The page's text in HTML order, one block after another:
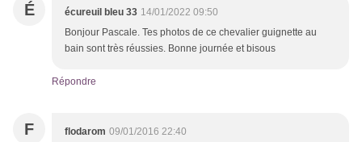
É écureuil bleu 33 14/01/2022 09:50
Bonjour Pascale. Tes photos de ce chevalier guignette au
bain sont très réussies. Bonne journée et bisous
Répondre
F flodarom 09/01/2016 22:40